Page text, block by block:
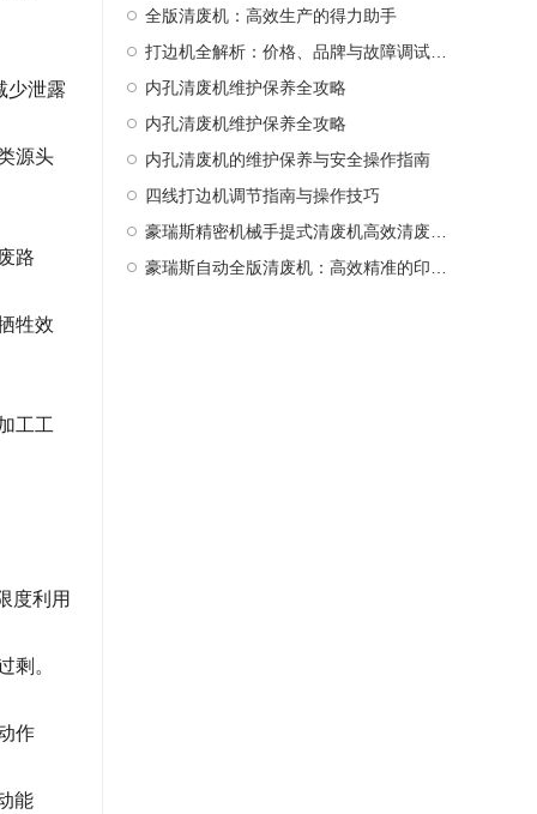
少泄露
源头
路
牲效
工工
度利用
剩。
作
能
全版清废机：高效生产的得力助手
内孔清废机维护保养全攻略
内孔清废机维护保养全攻略
内孔清废机的维护保养与安全操作指南
四线打边机调节指南与操作技巧